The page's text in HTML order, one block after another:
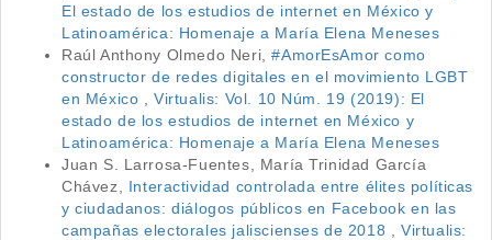
El estado de los estudios de internet en México y
Latinoamérica: Homenaje a María Elena Meneses
Raúl Anthony Olmedo Neri,#AmorEsAmor como
constructor de redes digitales en el movimiento LGBT
en México
,Virtualis: Vol. 10 Núm. 19 (2019): El
estado de los estudios de internet en México y
Latinoamérica: Homenaje a María Elena Meneses
Juan S. Larrosa-Fuentes, María Trinidad García
Chávez, Interactividad controlada entre élites políticas
y ciudadanos: diálogos públicos en Facebook en las
campañas electorales jaliscienses de 2018
Virtualis: